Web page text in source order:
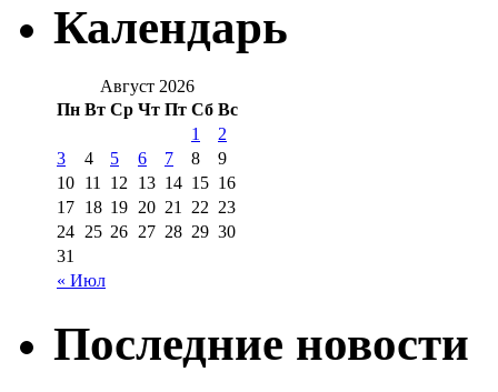
Календарь
Август 2026
Пн Вт Ср Чт Пт Сб Вс
« Июл
1
2
3
4 5 6 7 8
9
10 11 12 13 14 15 16
17 18 19 20 21 22 23
24 25 26 27 28 29 30
31
Последние новости